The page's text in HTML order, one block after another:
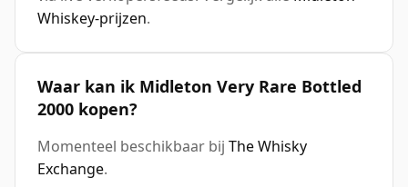
Whiskey-prijzen.
Waar kan ik Midleton Very Rare Bottled
2000 kopen?
Momenteel beschikbaar bij The Whisky
Exchange.